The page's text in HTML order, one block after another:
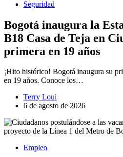
Seguridad
Bogotá inaugura la
B18 Casa de Teja en
primera en 19 años
¡Hito histórico! Bogotá inaugura su
en 19 años. Conoce los…
Terry Loui
6 de agosto de 2026
Empleo